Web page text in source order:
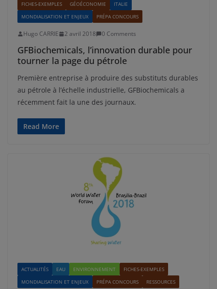
FICHES-EXEMPLES
GÉOÉCONOMIE
ITALIE
MONDIALISATION ET ENJEUX
PRÉPA CONCOURS
Hugo CARRIE 2 avril 2018 0 Comments
GFBiochemicals, l’innovation durable pour
tourner la page du pétrole
Première entreprise à produire des substituts durables
au pétrole à l’échelle industrielle, GFBiochemicals a
récemment fait la une des journaux.
Read More
ACTUALITÉS EAU ENVIRONNEMENT
FICHES-EXEMPLES
MONDIALISATION ET ENJEUX
PRÉPA CONCOURS RESSOURCES